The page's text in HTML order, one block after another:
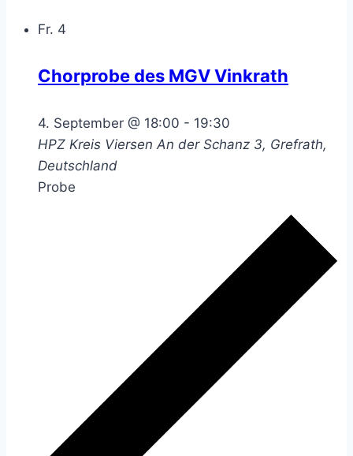
Fr. 4
Chorprobe des MGV Vinkrath
4. September @ 18:00 - 19:30
HPZ Kreis Viersen An der Schanz 3, Grefrath,
Deutschland
Probe